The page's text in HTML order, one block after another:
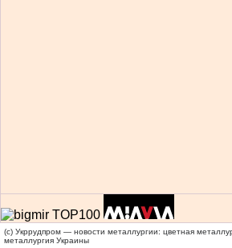
(c) Укррудпром — новости металлургии: цветная
металлургия Украины